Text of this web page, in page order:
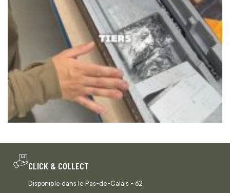
CLICK & COLLECT
Disponible dans le Pas-de-Calais - 62